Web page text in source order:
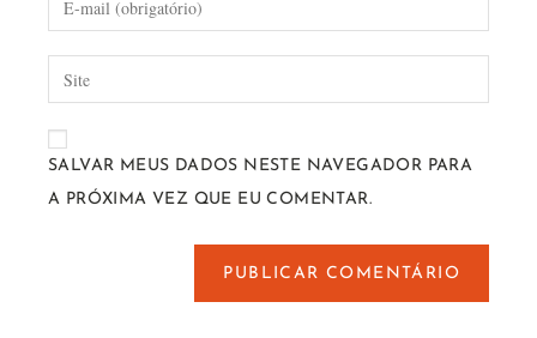
SALVAR MEUS DADOS NESTE NAVEGADOR PARA
A PRÓXIMA VEZ QUE EU COMENTAR.